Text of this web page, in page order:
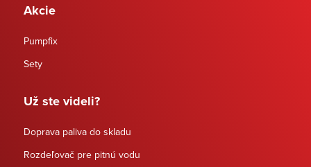
Akcie
Pumpfix
Sety
Už ste videli?
Doprava paliva do skladu
Rozdeľovač pre pitnú vodu